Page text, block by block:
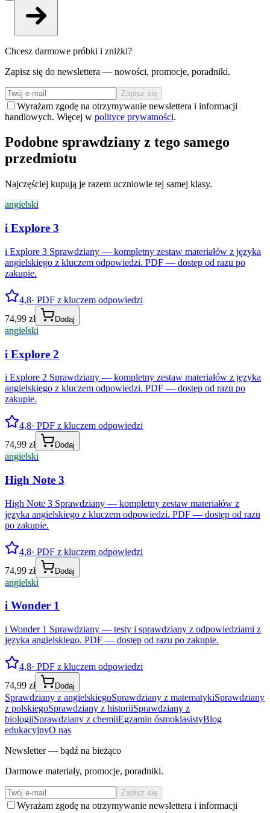
Chcesz darmowe próbki i zniżki?
Zapisz się do newslettera — nowości, promocje, poradniki.
Zapisz się
Wyrażam zgodę na otrzymywanie newslettera i informacji
handlowych. Więcej w polityce prywatności.
Podobne sprawdziany z tego samego
przedmiotu
Najczęściej kupują je razem uczniowie tej samej klasy.
angielski
i Explore 3
i Explore 3 Sprawdziany — kompletny zestaw materiałów z języka
angielskiego z kluczem odpowiedzi. PDF — dostęp od razu po
zakupie.
4,8· PDF z kluczem odpowiedzi
74,99 zł
Dodaj
angielski
i Explore 2
i Explore 2 Sprawdziany — kompletny zestaw materiałów z języka
angielskiego z kluczem odpowiedzi. PDF — dostęp od razu po
zakupie.
4,8· PDF z kluczem odpowiedzi
74,99 zł
Dodaj
angielski
High Note 3
High Note 3 Sprawdziany — kompletny zestaw materiałów z
języka angielskiego z kluczem odpowiedzi. PDF — dostęp od razu
po zakupie.
4,8· PDF z kluczem odpowiedzi
74,99 zł
Dodaj
angielski
i Wonder 1
i Wonder 1 Sprawdziany — testy i sprawdziany z odpowiedziami z
języka angielskiego. PDF — dostęp od razu po zakupie.
4,8· PDF z kluczem odpowiedzi
74,99 zł
Dodaj
Sprawdziany z angielskiegoSprawdziany z matematykiSprawdziany
z polskiegoSprawdziany z historiiSprawdziany z
biologiiSprawdziany z chemiiEgzamin ósmoklasistyBlog
edukacyjnyO nas
Newsletter — bądź na bieżąco
Darmowe materiały, promocje, poradniki.
Zapisz się
Wyrażam zgodę na otrzymywanie newslettera i informacji